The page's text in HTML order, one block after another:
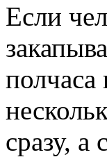
Если
полчаса
сразу,